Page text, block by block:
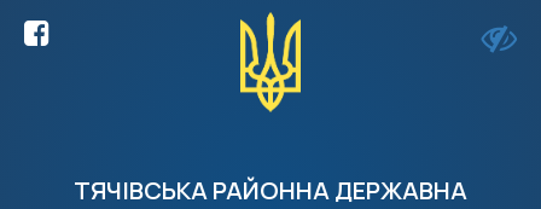
ТЯЧІВСЬКА РАЙОННА ДЕРЖАВНА